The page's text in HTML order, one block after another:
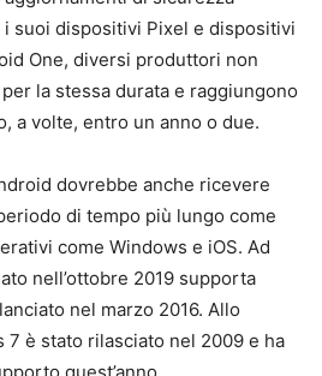
suoi dispositivi Pixel e dispositivi
One, diversi produttori non
la stessa durata e raggiungono
a volte, entro un anno o due.
dovrebbe anche ricevere
di tempo più lungo come
come Windows e iOS. Ad
nell’ottobre 2019 supporta
nel marzo 2016. Allo
7 è stato rilasciato nel 2009 e ha